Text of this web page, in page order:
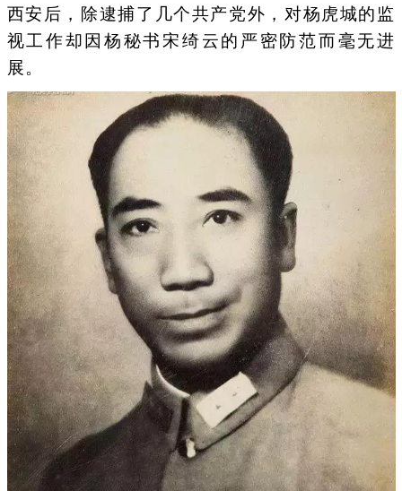
西安后，除逮捕了几个共产党外，对杨虎城的监
视工作却因杨秘书宋绮云的严密防范而毫无进
展。